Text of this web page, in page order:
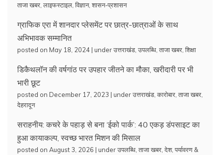
ताजा खबर लाइफस्टाइल विज्ञान, शासन-प्रशासन
ग्राफिक एरा में शानदार प्लेसमेंट पर छात्र-छात्राओं के साथ
अभिभावक सम्मानित
posted on May 18, 2024 | underउत्तराखंड उपलब्धि ताजा खबर शिक्षा
डिकैथलॉन की वर्षगांठ पर उपहार जीतने का मौका, खरीदारी पर भी
भारी छूट
posted on December 17, 2023 | underउत्तराखंड कारोबार ताजा खबर
देहरादून
सराहनीय: कचरे के पहाड़ से बना ‘ईको पार्क’: 40 एकड़ डंपसाइट का
हुआ कायाकल्प, स्वच्छ भारत मिशन की मिसाल
posted on August 3, 2026 | underउपलब्धि ताजा खबर देश, पर्यावरण &